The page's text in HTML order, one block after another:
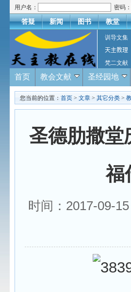
用户名： 密码：
答疑 新闻 图书 教堂
训导文集
天主教理
梵二文献
首页 教会文献 圣经园地
您当前的位置： 首页 > 文章 > 其它分类 >
圣德肋撒堂
福
时间：2017-09-